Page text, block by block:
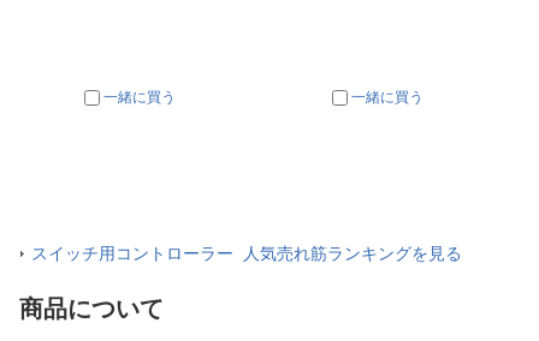
一緒に買う 一緒に買う
スイッチ用コントローラー 人気売れ筋ランキングを見る
商品について